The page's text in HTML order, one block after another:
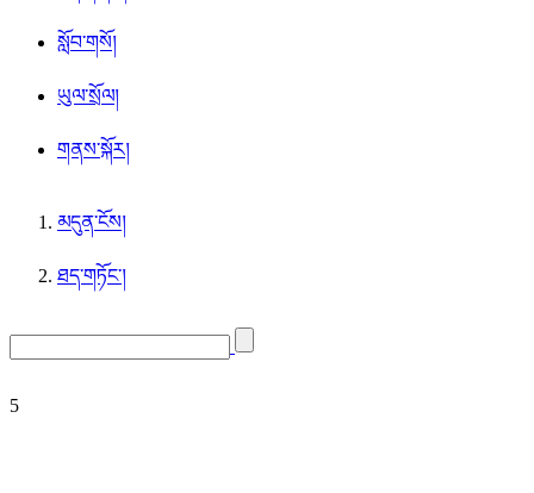
སློབ་གསོ།
ཡུལ་སྲོལ།
གནས་སྐོར།
མདུན་ངོས།
ཐད་གཏོང་།
5